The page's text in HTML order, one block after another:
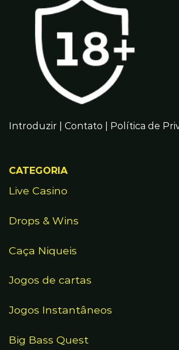
Introduzir Contato Política de
CATEGORIA
Live Casino
Drops & Wins
Caça Niqueis
Jogos de cartas
Jogos Instantâneos
Big Bass Quest